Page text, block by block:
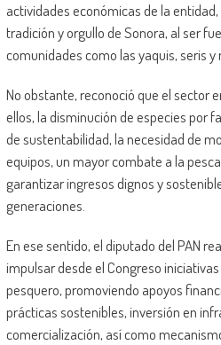
actividades económicas de la
tradición y orgullo de Sonora, al ser
comunidades como las yaquis, seris y
No obstante, reconoció que el sector
ellos, la disminución de especies por
de sustentabilidad, la necesidad de
equipos, un mayor combate a la
garantizar ingresos dignos y
generaciones.
En ese sentido, el diputado del PAN
impulsar desde el Congreso
pesquero, promoviendo apoyos
prácticas sostenibles, inversión en
comercialización, así como